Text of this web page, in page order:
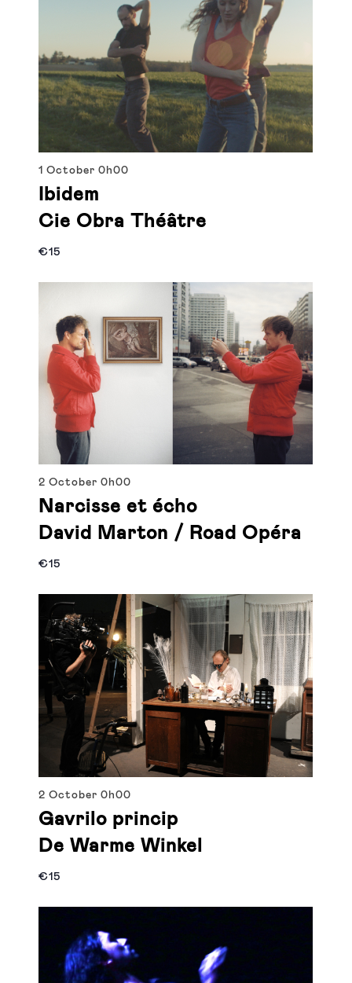
1 October0h00
Ibidem
Cie Obra Théâtre
€15
2 October0h00
Narcisse et écho
David Marton / Road Opéra
€15
2 October0h00
Gavrilo princip
De Warme Winkel
€15